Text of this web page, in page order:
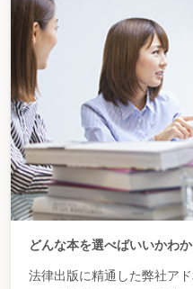
どんな本を選べばいいかわ
法律出版に精通した弊社ア